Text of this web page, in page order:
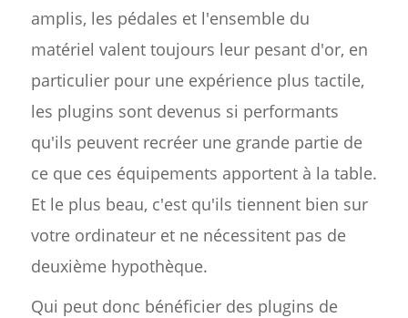
amplis, les pédales et l'ensemble du
matériel valent toujours leur pesant d'or, en
particulier pour une expérience plus tactile,
les plugins sont devenus si performants
qu'ils peuvent recréer une grande partie de
ce que ces équipements apportent à la table.
Et le plus beau, c'est qu'ils tiennent bien sur
votre ordinateur et ne nécessitent pas de
deuxième hypothèque.
Qui peut donc bénéficier des plugins de